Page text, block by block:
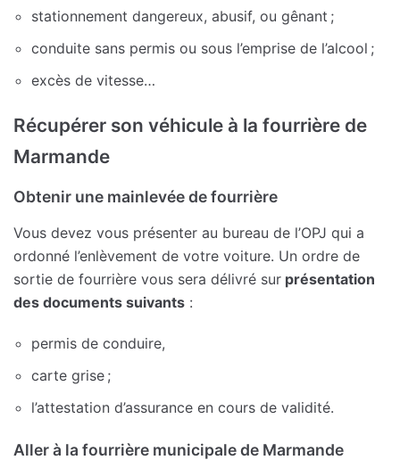
stationnement dangereux, abusif, ou gênant ;
conduite sans permis ou sous l’emprise de l’alcool ;
excès de vitesse…
Récupérer son véhicule à la fourrière de
Marmande
Obtenir une mainlevée de fourrière
Vous devez vous présenter au bureau de l’OPJ qui a
ordonné l’enlèvement de votre voiture. Un ordre de
sortie de fourrière vous sera délivré sur présentation
des documents suivants :
permis de conduire,
carte grise ;
l’attestation d’assurance en cours de validité.
Aller à la fourrière municipale de Marmande